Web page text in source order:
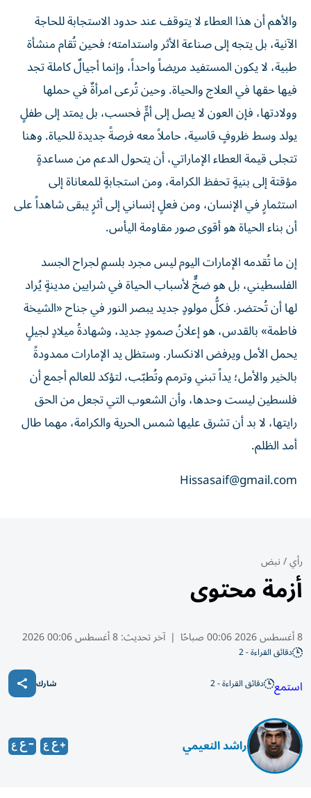
والأهم أن هذا العطاء لا يتوقف عند حدود الاستجابة للحاجة
الآنية، بل يتجه إلى صناعة الأثر واستدامته؛ فحين تُقام منشأة
طبية، لا يكون المستفيد مريضاً واحداً، وإنما أجيالٌ كاملة تجد
فيها حقها في العلاج والحياة. وحين تُرعى امرأةٌ في حملها
وولادتها، فإن العون لا يصل إلى أمٍّ فحسب، بل يمتد إلى طفلٍ
يولد وسط ظروفٍ قاسية، حاملاً معه فرصةً جديدة للحياة. وهنا
تتجلى قيمة العطاء الإماراتي، أن يتحول الدعم من مساعدةٍ
مؤقتة إلى بنيةٍ تحفظ الكرامة، ومن استجابةٍ للمعاناة إلى
استثمارٍ في الإنسان، ومن فعلٍ إنساني إلى أثرٍ يبقى شاهداً على
أن بناء الحياة هو أقوى صور مقاومة اليأس.
إن ما تُقدمه الإمارات اليوم ليس مجرد بلسمٍ لجراح الجسد
الفلسطيني، بل هو ضخٌّ لأسباب الحياة في شرايين مدينةٍ يُراد
لها أن تُحتضر. فكلُّ مولودٍ جديد يبصر النور في جناح «الشيخة
فاطمة» بالقدس، هو إعلانُ صمودٍ جديد، وشهادةُ ميلادٍ لجيلٍ
يحمل الأمل ويرفض الانكسار. وستظل يد الإمارات ممدودةً
بالخير والأمل؛ يداً تبني وترمم وتُطبّب، لتؤكد للعالم أجمع أن
فلسطين ليست وحدها، وأن الشعوب التي تجعل من الحق
رايتها، لا بد أن تشرق عليها شمس الحرية والكرامة، مهما طال
أمد الظلم.
Hissasaif@gmail.com
رأي/نبض
أزمة محتوى
8 أغسطس 2026 00:06 صباحًا | آخر تحديث:8 أغسطس 00:06 2026
دقائق القراءة - 2
استمع دقائق القراءة - 2 شارك
راشد النعيمي